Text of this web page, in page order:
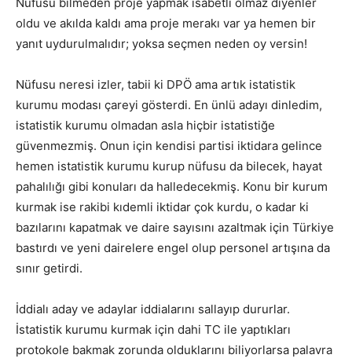
oldu ve akılda kaldı ama proje merakı var ya hemen bir
yanıt uydurulmalıdır; yoksa seçmen neden oy versin!
Nüfusu neresi izler, tabii ki DPÖ ama artık istatistik
kurumu modası çareyi gösterdi. En ünlü adayı dinledim,
istatistik kurumu olmadan asla hiçbir istatistiğe
güvenmezmiş. Onun için kendisi partisi iktidara gelince
hemen istatistik kurumu kurup nüfusu da bilecek, hayat
pahalılığı gibi konuları da halledecekmiş. Konu bir kurum
kurmak ise rakibi kıdemli iktidar çok kurdu, o kadar ki
bazılarını kapatmak ve daire sayısını azaltmak için Türkiye
bastırdı ve yeni dairelere engel olup personel artışına da
sınır getirdi.
İddialı aday ve adaylar iddialarını sallayıp dururlar.
İstatistik kurumu kurmak için dahi TC ile yaptıkları
protokole bakmak zorunda olduklarını biliyorlarsa palavra